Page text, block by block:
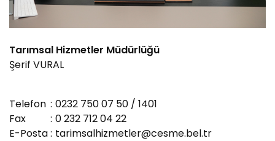
PLACES TO VISIT
Tarımsal Hizmetler Müdürlüğü
Şerif VURAL
Telefon : 0232 750 07 50 / 1401
Fax
: 0 232 712 04 22
E-Posta: tarimsalhizmetler@cesme.bel.tr